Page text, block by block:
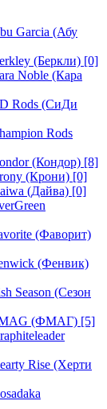
Garcia (Абу
(Беркли) [0]
Noble (Кара
Rods (СиДи
Rods
(Кондор) [8]
(Крони) [0]
(Дайва) [0]
(Фаворит)
(Фенвик)
Season (Сезон
(ФМАГ) [5]
Rise (Херти